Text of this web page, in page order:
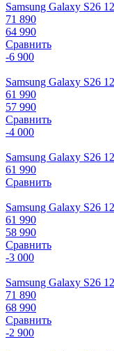
Samsung Galaxy S26
71 890
64 990
Сравнить
-6 900
Samsung Galaxy S26
61 990
57 990
Сравнить
-4 000
Samsung Galaxy S26
61 990
Сравнить
Samsung Galaxy S26
61 990
58 990
Сравнить
-3 000
Samsung Galaxy S26
71 890
68 990
Сравнить
-2 900